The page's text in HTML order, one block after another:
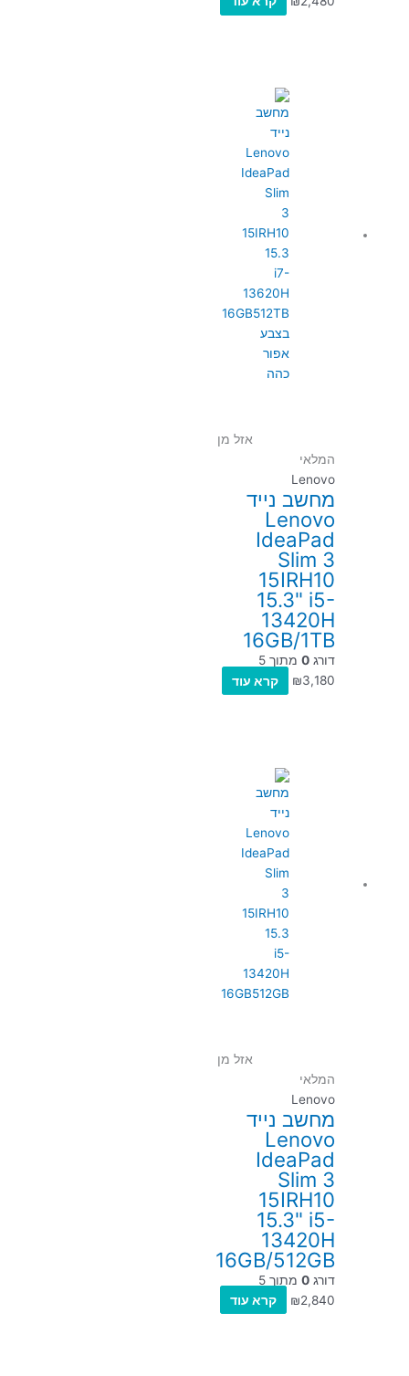
אזל מן
המלאי
Lenovo
מחשב נייד
Lenovo
IdeaPad
Slim 3
15IRH10
15.3" i5-
13420H
16GB/1TB
דורג0 מתוך 5
₪3,180 קרא עוד
אזל מן
המלאי
Lenovo
מחשב נייד
Lenovo
IdeaPad
Slim 3
15IRH10
15.3" i5-
13420H
16GB/512GB
דורג0 מתוך 5
₪2,840 קרא עוד